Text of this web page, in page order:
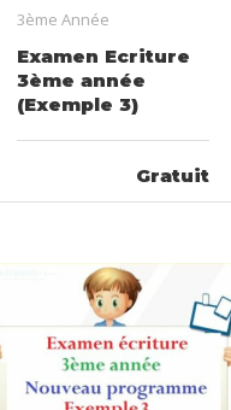
3ème Année
Examen Ecriture
3ème année
(Exemple 3)
Gratuit